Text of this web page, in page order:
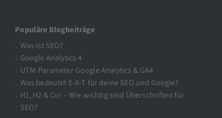
Populäre Blogbeiträge
Was ist SEO?
Google Analytics 4
UTM-Parameter Google Analytics & GA4
Was bedeutet E-A-T für deine SEO und Google?
H1, H2 & Co! – Wie wichtig sind Überschriften für
SEO?